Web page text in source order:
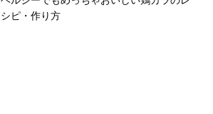
シピ・作り方